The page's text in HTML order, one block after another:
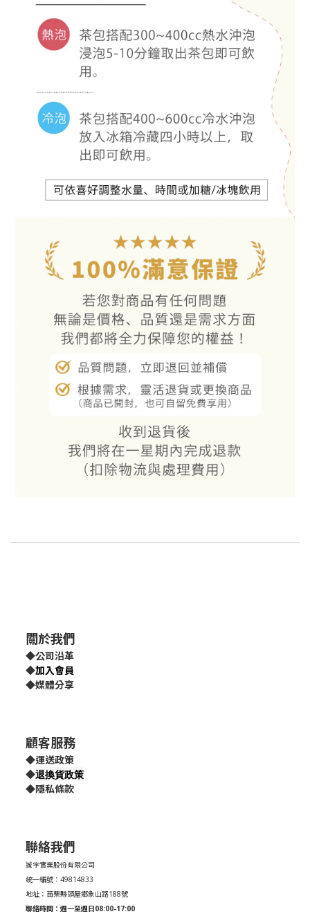
關於我們
◆公司沿革
◆加入會員
◆媒體分享
顧客服務
◆運送政策
◆退換貨政策
◆隱私條款
聯絡我們
誠宇實業股份有限公司
統一編號：49814833
地址：苗栗縣頭屋鄉象山路188號
聯絡時間：週一至週日08:00-17:00